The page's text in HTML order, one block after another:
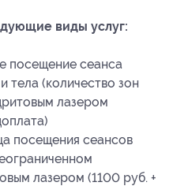
виды услуг:
посещение сеанса
тела (количество зон
лазером
посещения сеансов
лазером (1100 руб. +